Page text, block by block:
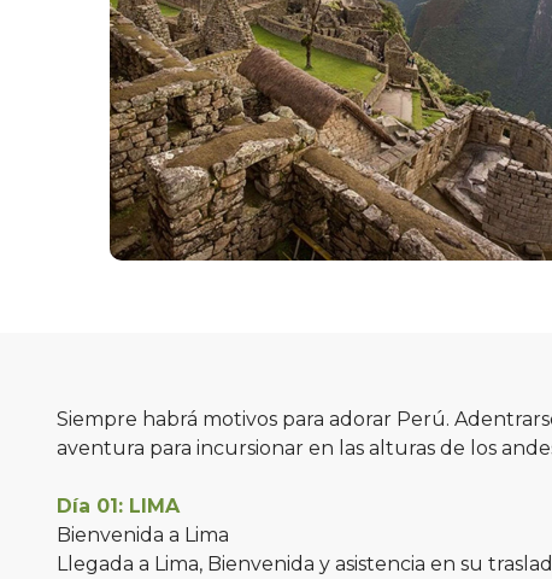
Siempre habrá motivos para adorar Perú.
aventura para incursionar en las alturas de los
Día 01: LIMA
Bienvenida a Lima
Llegada a Lima, Bienvenida y asistencia en su